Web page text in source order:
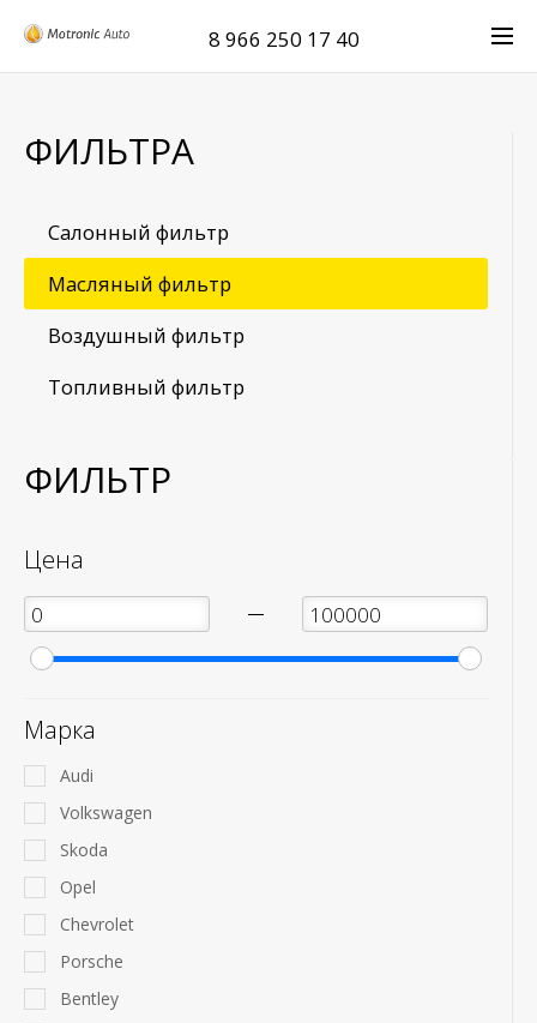
8 966 250 17 40
ФИЛЬТРА
Салонный фильтр
Масляный фильтр
Воздушный фильтр
Топливный фильтр
ФИЛЬТР
Цена
—
Марка
Audi
Volkswagen
Skoda
Opel
Chevrolet
Porsche
Bentley